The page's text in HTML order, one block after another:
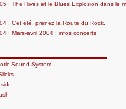
: The Hives et le Blues Explosion dans le
: Cet été, prenez la Route du Rock.
: Mars-avril 2004 : infos concerts
Sound System